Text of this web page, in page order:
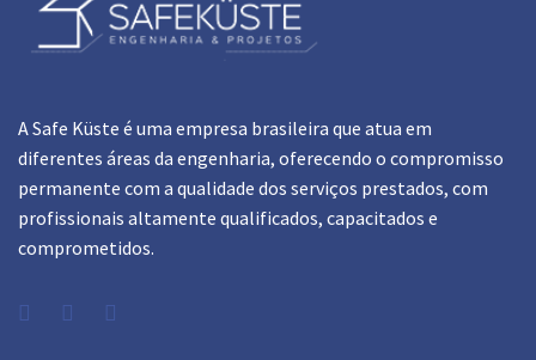
A Safe Küste é uma empresa brasileira que atua em
diferentes áreas da engenharia, oferecendo o compromisso
permanente com a qualidade dos serviços prestados, com
profissionais altamente qualificados, capacitados e
comprometidos.